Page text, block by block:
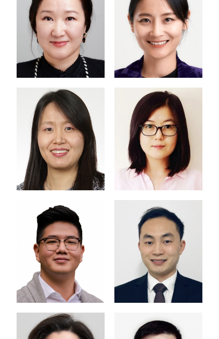
newcomerpastor@ka
pcq.org
새가족 | 서무행정
prekpastor@kapcq.or
g
교육전도사 | 유치부 | 킹
스아카데미 | 대외서무
행정
chpress2@kapcq.org
미주크리스천신문사
secretarypastor@kap
cq.org
목회비서 | 유아부
joshua.h.woo@gmail.
com
영어 대학부
중국어예배부 청년부